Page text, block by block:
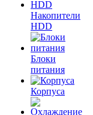
Накопители
HDD
Блоки
питания
Корпуса